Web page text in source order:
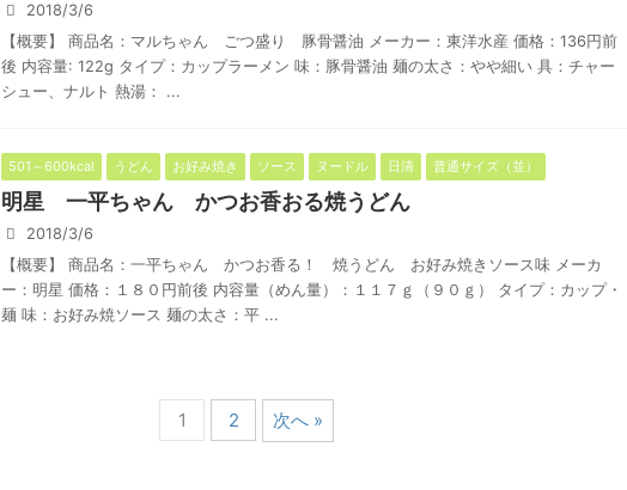
2018/3/6
【概要】 商品名：マルちゃん ごつ盛り 豚骨醤油 メーカー：東洋水産 価格：136円前
後 内容量: 122g タイプ：カップラーメン 味：豚骨醤油 麺の太さ：やや細い 具：チャー
シュー、ナルト 熱湯： ...
501～600kcal うどん お好み焼き ソース ヌードル 日清 普通サイズ（並）
明星 一平ちゃん かつお香おる焼うどん
2018/3/6
【概要】 商品名：一平ちゃん かつお香る！ 焼うどん お好み焼きソース味 メーカ
ー：明星 価格：１８０円前後 内容量（めん量）：１１７ｇ（９０ｇ） タイプ：カップ・
麺 味：お好み焼ソース 麺の太さ：平 ...
1 2 次へ »